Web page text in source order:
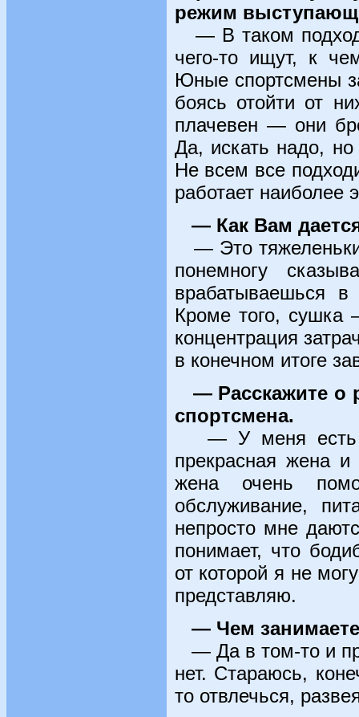
режим
— В таком
чего-то ищут, к
Юные спортсмены
боясь отойти от
плачевен — они
Да, искать надо,
Не всем все
работает наиболее
— Как Вам
— Это
понемногу
врабатываешься
Кроме того, сушка
концентрация
в конечном итоге
— Расскажите о
спортсмена.
— У меня есть
прекрасная жена
жена очень
обслуживание,
непросто мне
понимает, что
от которой я не
представляю.
— Чем
— Да в том-то и
нет. Стараюсь,
то отвлечься,